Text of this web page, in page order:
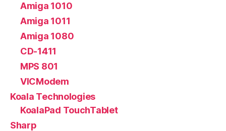
Amiga 1010
Amiga 1011
Amiga 1080
CD-1411
MPS 801
VICModem
Koala Technologies
KoalaPad TouchTablet
Sharp